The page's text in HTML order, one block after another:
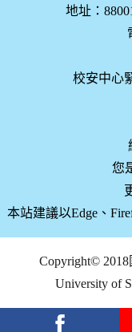
地址：
校安中心
您
本站建議以Edge、
Copyright©
University of